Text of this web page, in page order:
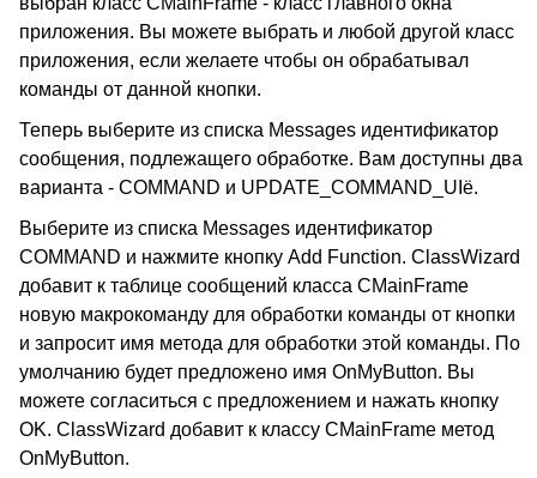
приложения. Вы можете выбрать и любой другой класс
приложения, если желаете чтобы он обрабатывал
команды от данной кнопки.
Теперь выберите из списка Messages идентификатор
сообщения, подлежащего обработке. Вам доступны два
варианта - COMMAND и UPDATE_COMMAND_UIё.
Выберите из списка Messages идентификатор
COMMAND и нажмите кнопку Add Function. ClassWizard
добавит к таблице сообщений класса CMainFrame
новую макрокоманду для обработки команды от кнопки
и запросит имя метода для обработки этой команды. По
умолчанию будет предложено имя OnMyButton. Вы
можете согласиться с предложением и нажать кнопку
OK. ClassWizard добавит к классу CMainFrame метод
OnMyButton.